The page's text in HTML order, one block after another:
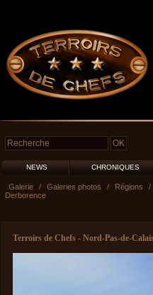
NEWS CHRONIQUES
Galerie / Galeries photos / Régions /
Derborence
Terroirs de Chefs - Nord-Pas-de-